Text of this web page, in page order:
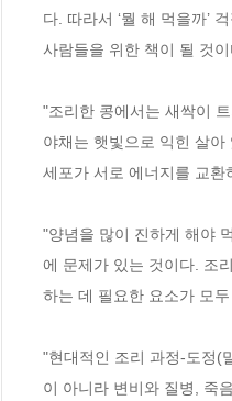
다. 따라서 ‘뭘 해 먹을까’
사람들을 위한 책이 될 것
"조리한 콩에서는 새싹이
야채는 햇빛으로 익힌 살
세포가 서로 에너지를 교
"양념을 많이 진하게 해야
에 문제가 있는 것이다. 조
하는 데 필요한 요소가 모
"현대적인 조리 과정-도정(
이 아니라 변비와 질병, 죽